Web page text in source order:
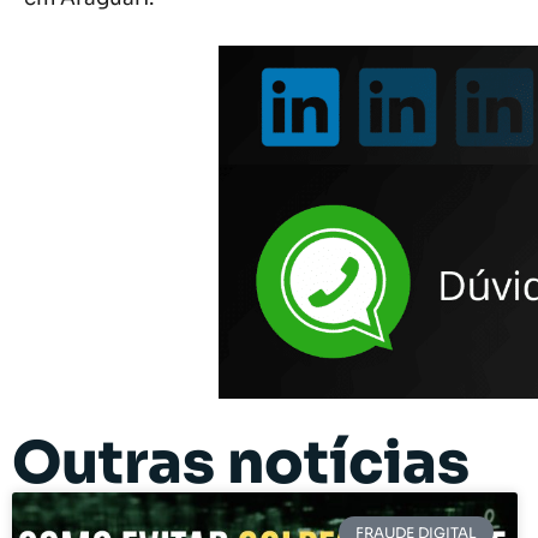
Outras notícias
FRAUDE DIGITAL